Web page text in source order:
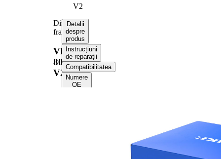
V2
Disc
frana
VKBD
80517
V2
Detalii
despre
produs
Instrucțiuni
de reparații
Compatibilitatea
Numere
OE